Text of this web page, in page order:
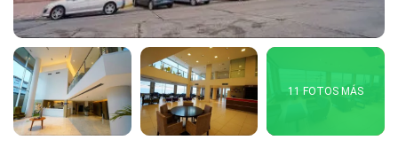
11 FOTOS MÁS